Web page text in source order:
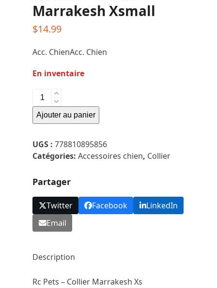
Marrakesh Xsmall
$14.99
Acc. ChienAcc. Chien
En inventaire
quantité
de
Rc
-
Collier
Marrakesh
Ajouter au panier
UGS :778810895856
Catégories:Accessoires chien, Collier
Partager
Twitter Facebook
LinkedIn
Email
Description
Rc Pets – Collier Marrakesh Xs